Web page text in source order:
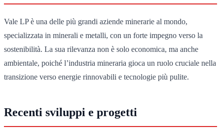
Vale LP è una delle più grandi aziende minerarie al mondo,
specializzata in minerali e metalli, con un forte impegno verso la
sostenibilità. La sua rilevanza non è solo economica, ma anche
ambientale, poiché l’industria mineraria gioca un ruolo cruciale nella
transizione verso energie rinnovabili e tecnologie più pulite.
Recenti sviluppi e progetti